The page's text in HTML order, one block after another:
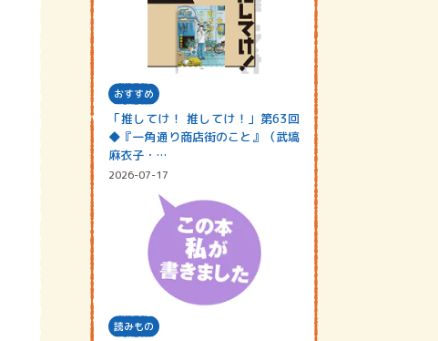
おすすめ
「推してけ！ 推してけ！」第63回
◆『一角通り商店街のこと』（武塙
麻衣子・…
2026-07-17
読みもの